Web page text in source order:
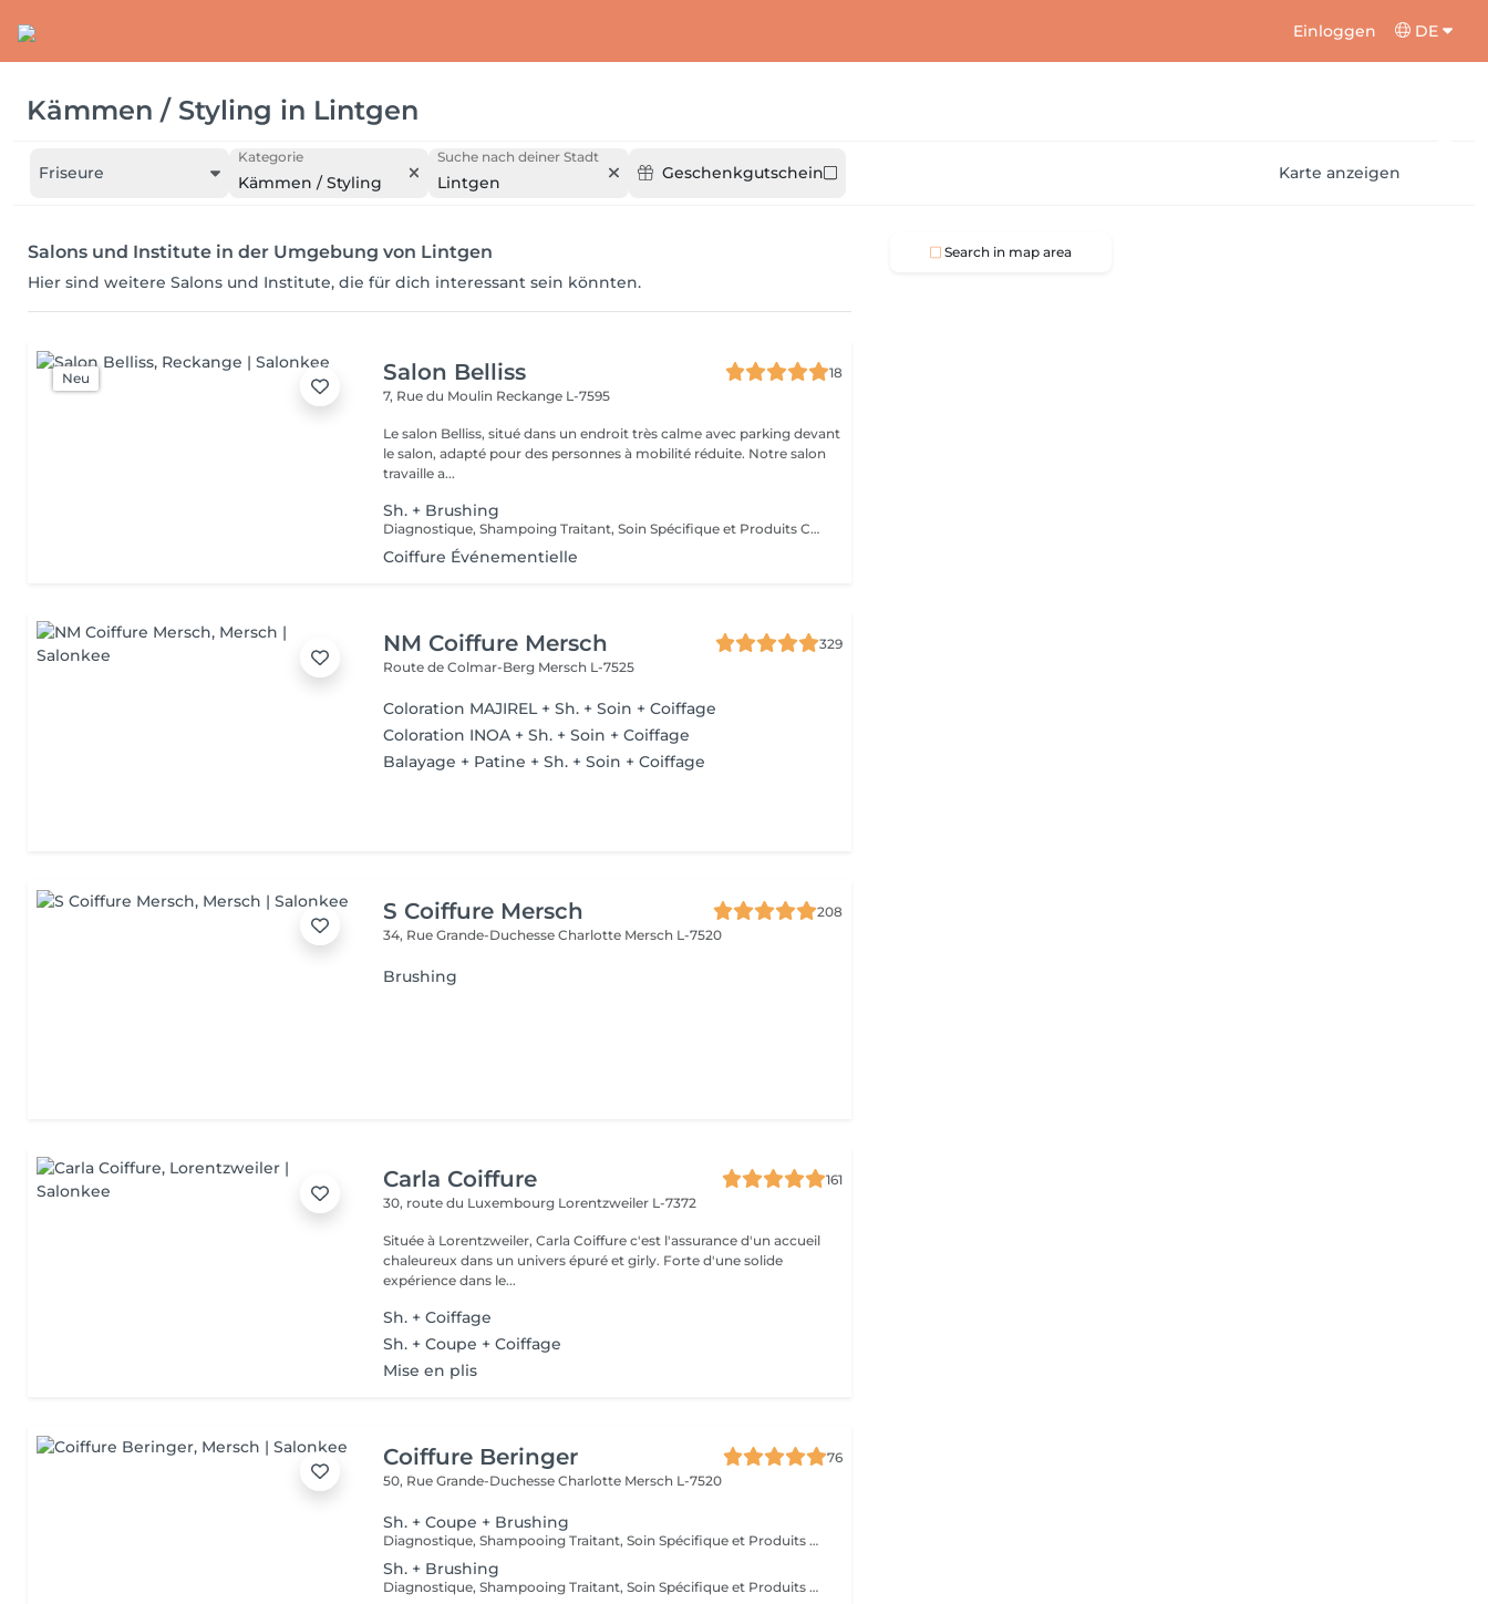
Einloggen DE
Kämmen / Styling in Lintgen
Friseure
Kategorie
Kämmen / Styling
Suche nach deiner Stadt
Lintgen Geschenkgutschein Karte anzeigen
Salons und Institute in der Umgebung von Lintgen
Hier sind weitere Salons und Institute, die für dich interessant sein könnten.
Neu Salon Belliss
18
7, Rue du Moulin Reckange L-7595
Le salon Belliss, situé dans un endroit très calme avec parking devant
le salon, adapté pour des personnes à mobilité réduite. Notre salon
travaille a...
Sh. + Brushing
Diagnostique, Shampoing Traitant, Soin Spécifique et Produits Coiffants inclus
Coiffure Événementielle
NM Coiffure Mersch
329
Route de Colmar-Berg Mersch L-7525
Coloration MAJIREL + Sh. + Soin + Coiffage
Coloration INOA + Sh. + Soin + Coiffage
Balayage + Patine + Sh. + Soin + Coiffage
S Coiffure Mersch
208
34, Rue Grande-Duchesse Charlotte Mersch L-7520
Brushing
Carla Coiffure
161
30, route du Luxembourg Lorentzweiler L-7372
Située à Lorentzweiler, Carla Coiffure c'est l'assurance d'un accueil
chaleureux dans un univers épuré et girly. Forte d'une solide
expérience dans le...
Sh. + Coiffage
Sh. + Coupe + Coiffage
Mise en plis
Coiffure Beringer
76
50, Rue Grande-Duchesse Charlotte Mersch L-7520
Sh. + Coupe + Brushing
Diagnostique, Shampooing Traitant, Soin Spécifique et Produits Coiffants inclus
Sh. + Brushing
Diagnostique, Shampooing Traitant, Soin Spécifique et Produits Coiffants inclus
Search in map area